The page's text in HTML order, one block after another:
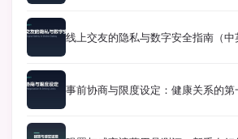
线上交友的隐私与数字安全指南（中
事前协商与限度设定：健康关系的第